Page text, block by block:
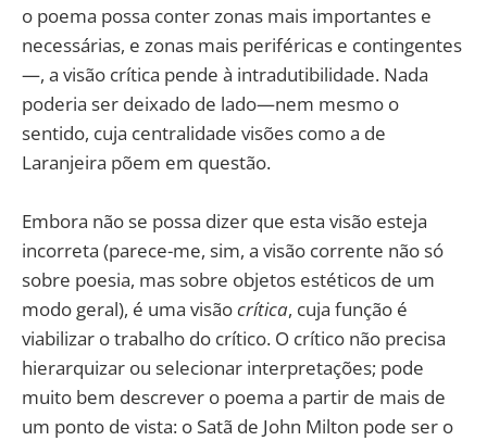
o poema possa conter zonas mais importantes e
necessárias, e zonas mais periféricas e contingentes
—, a visão crítica pende à intradutibilidade. Nada
poderia ser deixado de lado—nem mesmo o
sentido, cuja centralidade visões como a de
Laranjeira põem em questão.
Embora não se possa dizer que esta visão esteja
incorreta (parece-me, sim, a visão corrente não só
sobre poesia, mas sobre objetos estéticos de um
modo geral), é uma visãocrítica, cuja função é
viabilizar o trabalho do crítico. O crítico não precisa
hierarquizar ou selecionar interpretações; pode
muito bem descrever o poema a partir de mais de
um ponto de vista: o Satã de John Milton pode ser o